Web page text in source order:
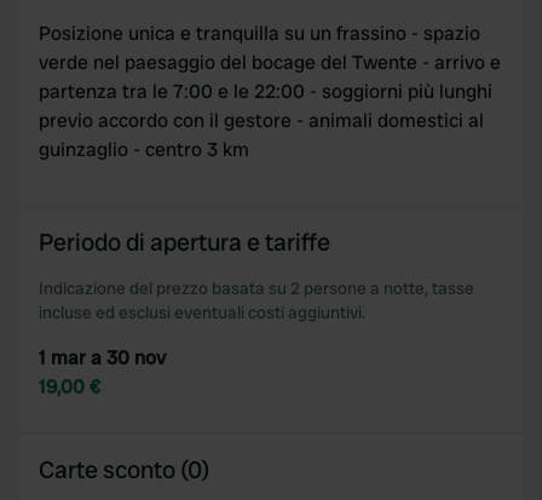
Posizione unica e tranquilla su un frassino - spazio
verde nel paesaggio del bocage del Twente - arrivo e
partenza tra le 7:00 e le 22:00 - soggiorni più lunghi
previo accordo con il gestore - animali domestici al
guinzaglio - centro 3 km
Periodo di apertura e tariffe
Indicazione del prezzo basata su 2 persone a notte, tasse
incluse ed esclusi eventuali costi aggiuntivi.
1 mar a 30 nov
19,00 €
Carte sconto (0)